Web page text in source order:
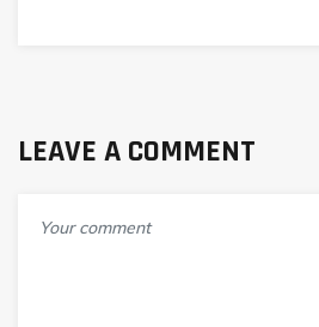
LEAVE A COMMENT